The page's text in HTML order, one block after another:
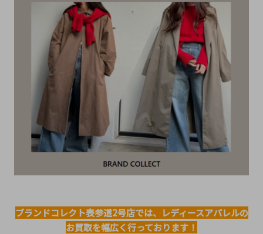
ブランドコレクト表参道2号店では、レディースアパレルの
お買取を幅広く行っております！